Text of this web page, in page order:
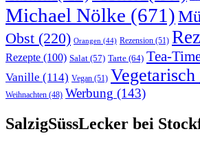
Michael Nölke (671)
Obst (220) Orangen (44) Rezension (51)
Rezepte (100) Salat (57) Tarte (64) Tea-
Vanille (114) Vegan (51) Vegetarisch
Weihnachten (48) Werbung (143)
SalzigSüssLecker bei